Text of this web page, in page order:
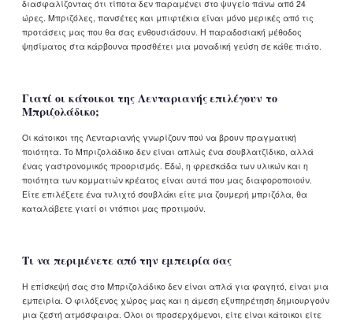
διασφαλίζοντας ότι τίποτα δεν παραμένει στο ψυγείο πάνω από 24
ώρες. Μπριζόλες, πανσέτες και μπιφτέκια είναι μόνο μερικές από τις
προτάσεις μας που θα σας ενθουσιάσουν. Η παραδοσιακή μέθοδος
ψησίματος στα κάρβουνα προσθέτει μια μοναδική γεύση σε κάθε πιάτο.
Γιατί οι κάτοικοι της Λενταριανής επιλέγουν το
Μπριζολάδικο;
Οι κάτοικοι της Λενταριανής γνωρίζουν πού να βρουν πραγματική
ποιότητα. Το Μπριζολάδικο δεν είναι απλώς ένα σουβλατζίδικο, αλλά
ένας γαστρονομικός προορισμός. Εδώ, η φρεσκάδα των υλικών και η
ποιότητα των κομματιών κρέατος είναι αυτά που μας διαφοροποιούν.
Είτε επιλέξετε ένα τυλιχτό σουβλάκι είτε μια ζουμερή μπριζόλα, θα
καταλάβετε γιατί οι ντόπιοι μας προτιμούν.
Τι να περιμένετε από την εμπειρία σας
Η επίσκεψή σας στο Μπριζολάδικο δεν είναι απλά για φαγητό, είναι μια
εμπειρία. Ο φιλόξενος χώρος μας και η άμεση εξυπηρέτηση δημιουργούν
μια ζεστή ατμόσφαιρα. Όλοι οι προσερχόμενοι, είτε είναι κάτοικοι είτε